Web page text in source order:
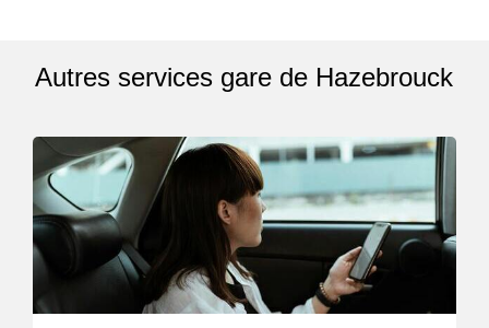
Autres services gare de Hazebrouck